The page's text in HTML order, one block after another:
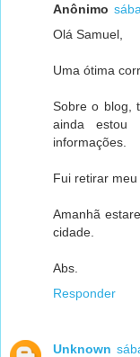
Anônimo
Olá Samuel,
Uma ótima
Sobre o blog,
ainda estou
informações.
Fui retirar meu
Amanhã
cidade.
Abs.
Responder
Unknown